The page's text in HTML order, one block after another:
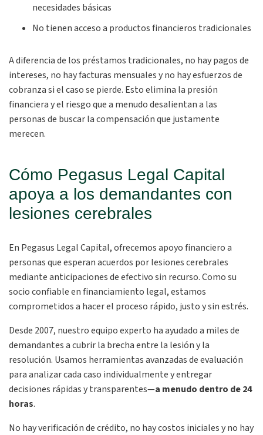
necesidades básicas
No tienen acceso a productos financieros tradicionales
A diferencia de los préstamos tradicionales, no hay pagos de
intereses, no hay facturas mensuales y no hay esfuerzos de
cobranza si el caso se pierde. Esto elimina la presión
financiera y el riesgo que a menudo desalientan a las
personas de buscar la compensación que justamente
merecen.
Cómo Pegasus Legal Capital
apoya a los demandantes con
lesiones cerebrales
En Pegasus Legal Capital, ofrecemos apoyo financiero a
personas que esperan acuerdos por lesiones cerebrales
mediante anticipaciones de efectivo sin recurso. Como su
socio confiable en financiamiento legal, estamos
comprometidos a hacer el proceso rápido, justo y sin estrés.
Desde 2007, nuestro equipo experto ha ayudado a miles de
demandantes a cubrir la brecha entre la lesión y la
resolución. Usamos herramientas avanzadas de evaluación
para analizar cada caso individualmente y entregar
decisiones rápidas y transparentes—a menudo dentro de 24
horas.
No hay verificación de crédito, no hay costos iniciales y no hay